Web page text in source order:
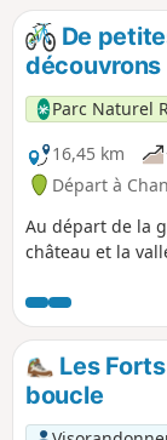
De
découvrons
Parc Naturel
16,45 km
Départ à
Au départ de la
château et la
Les
boucle